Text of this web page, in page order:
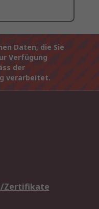
Daten, die Sie
Verfügung
der
verarbeitet.
Zertifikate